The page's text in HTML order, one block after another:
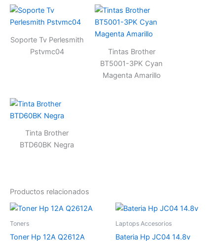
Soporte Tv Perlesmith
Pstvmc04
Tintas Brother
BT5001-3PK Cyan
Magenta Amarillo
Tinta Brother
BTD60BK Negra
Productos relacionados
Toners
Toner Hp 12A Q2612A
Laptops Accesorios
Bateria Hp JC04 14.8v